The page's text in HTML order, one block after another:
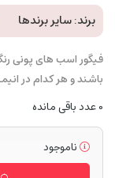
برند:سایر برندها
باشند و هر کدام در
0عدد باقی مانده
ناموجود